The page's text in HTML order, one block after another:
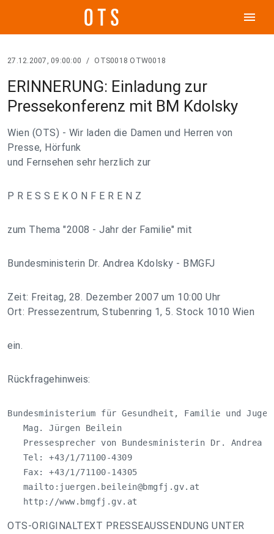
menu
27.12.2007, 09:00:00 / OTS0018 OTW0018
ERINNERUNG: Einladung zur
Pressekonferenz mit BM Kdolsky
Wien (OTS) - Wir laden die Damen und Herren von
Presse, Hörfunk
und Fernsehen sehr herzlich zur
P R E S S E K O N F E R E N Z
zum Thema "2008 - Jahr der Familie" mit
Bundesministerin Dr. Andrea Kdolsky - BMGFJ
Zeit: Freitag, 28. Dezember 2007 um 10:00 Uhr
Ort: Pressezentrum, Stubenring 1, 5. Stock 1010 Wien
ein.
Rückfragehinweis:
Bundesministerium für Gesundheit, Familie und
   Mag. Jürgen Beilein
Pressesprecher von Bundesministerin Dr. Andrea
   Tel: +43/1/71100-4309
   Fax: +43/1/71100-14305
   mailto:
juergen.beilein@bmgfj.gv.at
   http://www.bmgfj.gv.at
OTS-ORIGINALTEXT PRESSEAUSSENDUNG UNTER